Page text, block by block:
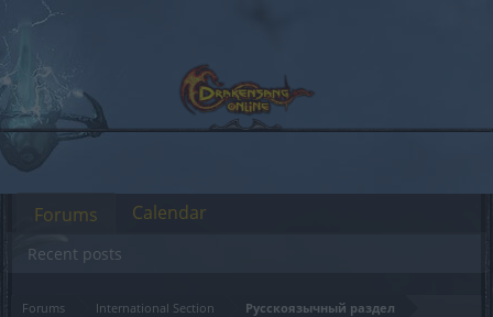
Forums International Section Русскоязычный раздел
Forums
Recent posts
Calendar